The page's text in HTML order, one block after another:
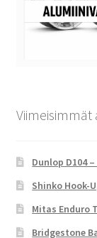
Viimeisimmät
Dunlop D104
Shinko Hook-
Mitas Enduro
Bridgestone